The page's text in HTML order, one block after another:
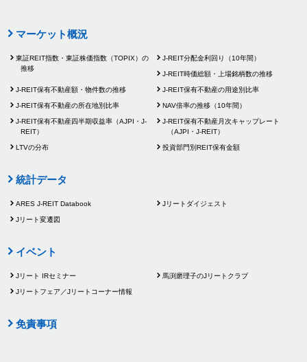
マーケット概況
東証REIT指数・東証株価指数（TOPIX）の
推移
J-REIT分配金利回り（10年間）
J-REIT時価総額・ 上場銘柄数の推移
J-REIT保有不動産額・物件数の推移 J-REIT保有不動産の用途別比率
J-REIT保有不動産の所在地別比率 NAV倍率の推移（10年間）
J-REIT保有不動産四半期収益率（AJPI・J-
REIT）
J-REIT保有不動産月次キャップレート
（AJPI・J-REIT）
LTVの分布 投資部門別REIT保有金額
統計データ
ARES J-REIT Databook Jリートダイジェスト
Jリート変遷図
イベント
Jリート IRセミナー 馬渕磨理子のJリートクラブ
Jリートフェア／Jリートコーナー情報
免責事項